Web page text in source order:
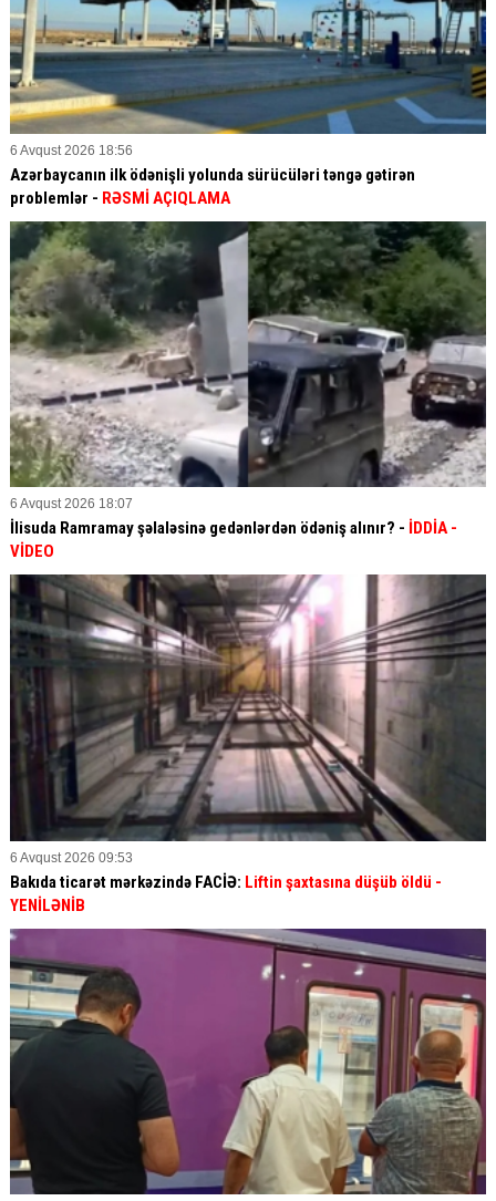
6 Avqust 2026 18:56
Azərbaycanın ilk ödənişli yolunda sürücüləri təngə gətirən
problemlər - RƏSMİ AÇIQLAMA
6 Avqust 2026 18:07
İlisuda Ramramay şəlaləsinə gedənlərdən ödəniş alınır? - İDDİA -
VİDEO
6 Avqust 2026 09:53
Bakıda ticarət mərkəzində FACİƏ: Liftin şaxtasına düşüb öldü -
YENİLƏNİB